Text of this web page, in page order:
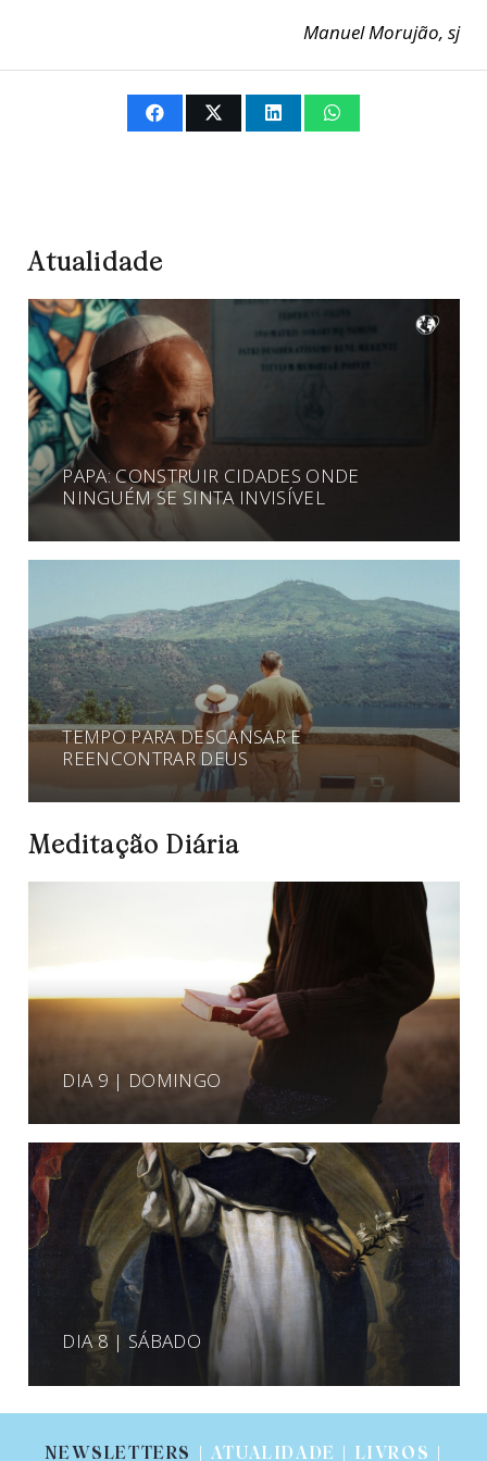
Manuel Morujão, sj
Atualidade
PAPA: CONSTRUIR CIDADES ONDE
NINGUÉM SE SINTA INVISÍVEL
TEMPO PARA DESCANSAR E
REENCONTRAR DEUS
Meditação Diária
DIA 9 | DOMINGO
DIA 8 | SÁBADO
NEWSLETTERS
| ATUALIDADE | LIVROS |